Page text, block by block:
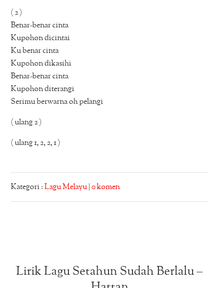
( 2 )
Benar-benar cinta
Kupohon dicintai
Ku benar cinta
Kupohon dikasihi
Benar-benar cinta
Kupohon diterangi
Serimu berwarna oh pelangi
( ulang 2 )
( ulang 1, 2, 2, 1 )
Kategori :Lagu Melayu |0 komen
Lirik Lagu Setahun Sudah Berlalu –